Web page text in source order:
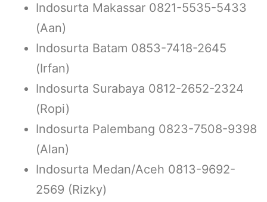
Indosurta Makassar 0821-5535-5433
(Aan)
Indosurta Batam 0853-7418-2645
(Irfan)
Indosurta Surabaya 0812-2652-2324
(Ropi)
Indosurta Palembang 0823-7508-9398
(Alan)
Indosurta Medan/Aceh 0813-9692-
2569 (Rizky)